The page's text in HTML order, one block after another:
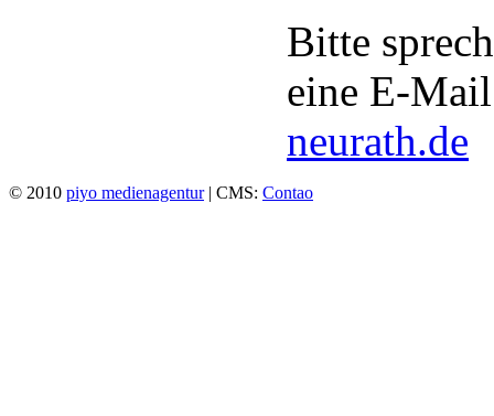
Bitte
eine E-
neurath.de
© 2010 piyo medienagentur| CMS: Contao